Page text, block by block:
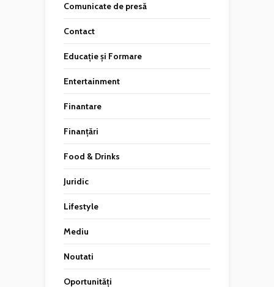
Comunicate de presă
Contact
Educație și Formare
Entertainment
Finantare
Finanțări
Food & Drinks
Juridic
Lifestyle
Mediu
Noutati
Oportunități